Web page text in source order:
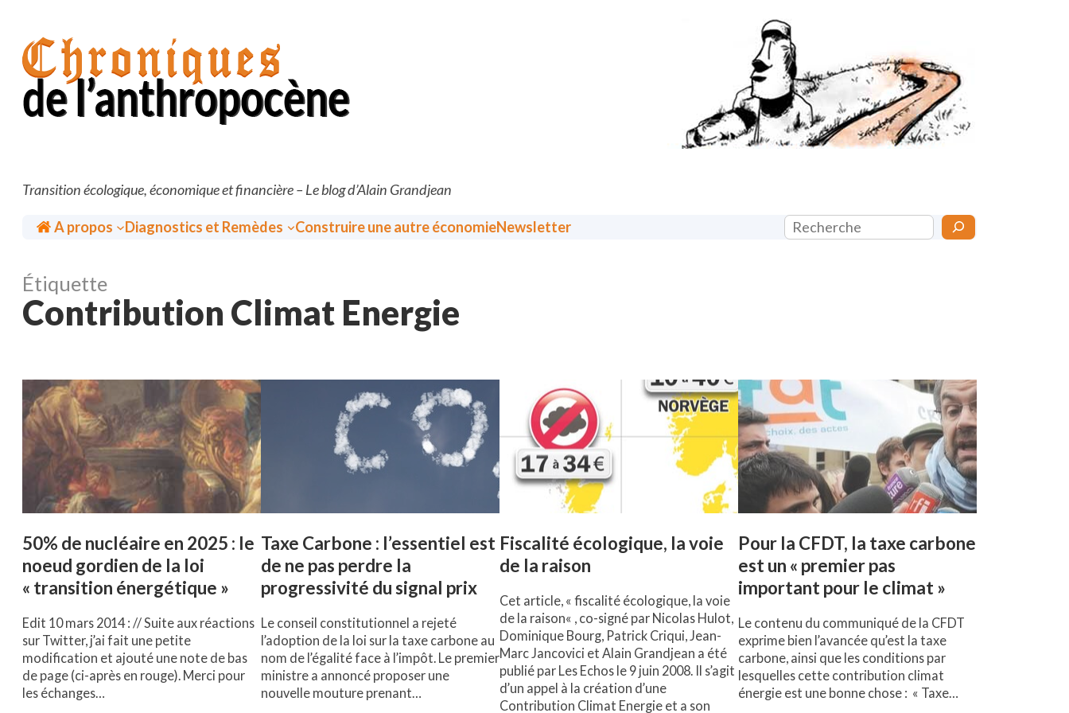
contenu
Transition écologique, économique et financière – Le blog d’Alain Grandjean
Accueil
A propos Diagnostics et Remèdes Construire une autre économieNewsletter Rechercher
Étiquette
Contribution Climat Energie
50% de nucléaire en 2025 : le
noeud gordien de la loi
« transition énergétique »
Edit 10 mars 2014 : // Suite aux réactions
sur Twitter, j’ai fait une petite
modification et ajouté une note de bas
de page (ci-après en rouge). Merci pour
les échanges…
Taxe Carbone : l’essentiel est
de ne pas perdre la
progressivité du signal prix
Le conseil constitutionnel a rejeté
l’adoption de la loi sur la taxe carbone au
nom de l’égalité face à l’impôt. Le premier
ministre a annoncé proposer une
nouvelle mouture prenant…
Fiscalité écologique, la voie
de la raison
Cet article, « fiscalité écologique, la voie
de la raison« , co-signé par Nicolas Hulot,
Dominique Bourg, Patrick Criqui, Jean-
Marc Jancovici et Alain Grandjean a été
publié par Les Echos le 9 juin 2008. Il s’agit
d’un appel à la création d’une
Contribution Climat Energie et a son
Pour la CFDT, la taxe carbone
est un « premier pas
important pour le climat »
Le contenu du communiqué de la CFDT
exprime bien l’avancée qu’est la taxe
carbone, ainsi que les conditions par
lesquelles cette contribution climat
énergie est une bonne chose : « Taxe…